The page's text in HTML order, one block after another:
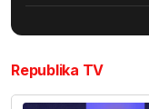
Republika TV